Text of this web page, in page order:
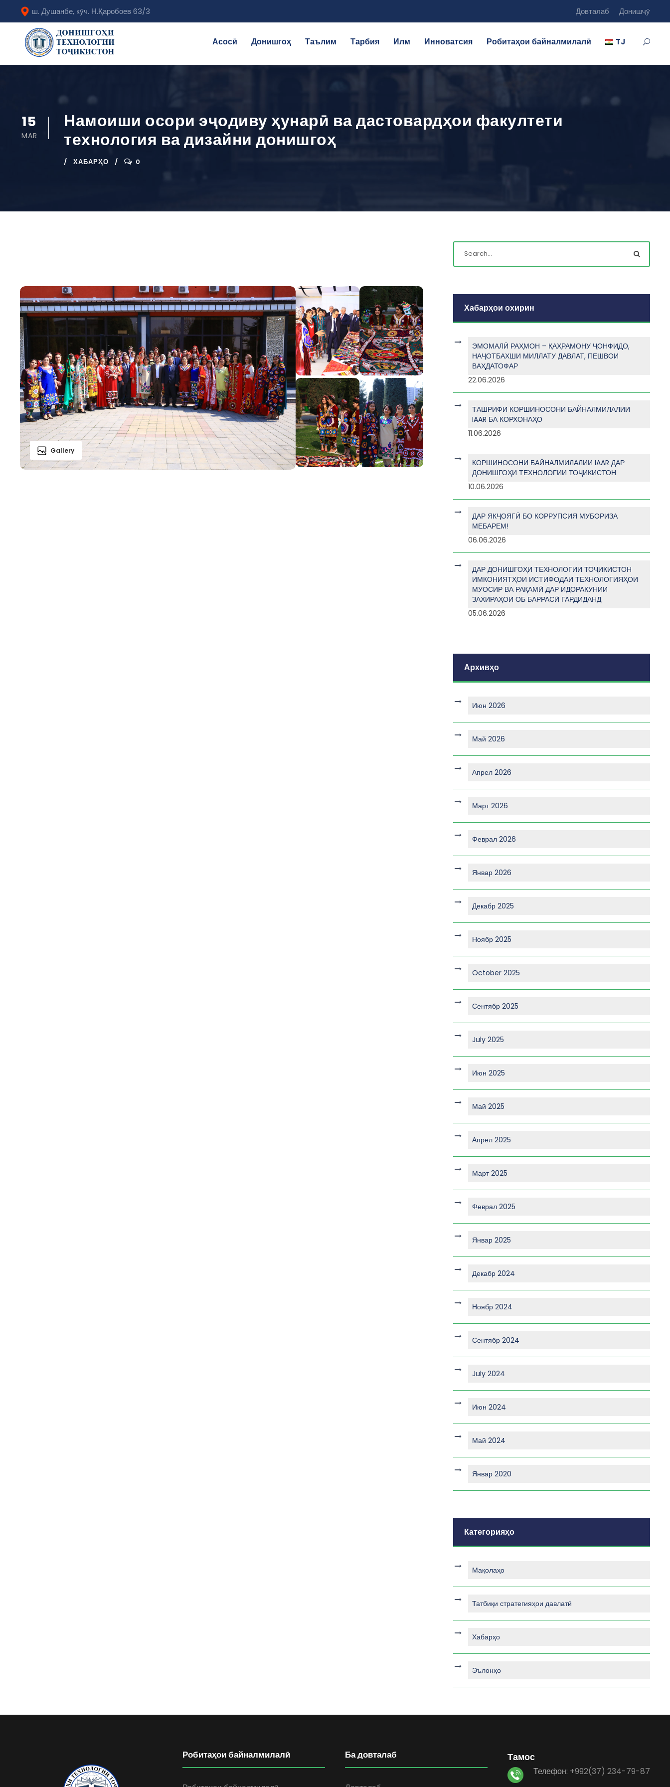
ш. Душанбе, кӯч. Н.Қаробоев 63/3 Довталаб Донишҷӯ
Асосӣ Донишгоҳ Таълим Тарбия Илм Инноватсия Робитаҳои байналмилалӣ TJ
15
MAR
Намоиши осори эҷодиву ҳунарӣ ва дастовардҳои факултети
технология ва дизайни донишгоҳ
ХАБАРҲО 0
Gallery
Хабарҳои охирин
ЭМОМАЛӢ РАҲМОН – ҚАҲРАМОНУ ҶОНФИДО,
НАҶОТБАХШИ МИЛЛАТУ ДАВЛАТ, ПЕШВОИ
ВАҲДАТОФАР
22.06.2026
ТАШРИФИ КОРШИНОСОНИ БАЙНАЛМИЛАЛИИ
IAAR БА КОРХОНАҲО
11.06.2026
КОРШИНОСОНИ БАЙНАЛМИЛАЛИИ IAAR ДАР
ДОНИШГОҲИ ТЕХНОЛОГИИ ТОҶИКИСТОН
10.06.2026
ДАР ЯКҶОЯГӢ БО КОРРУПСИЯ МУБОРИЗА
МЕБАРЕМ!
06.06.2026
ДАР ДОНИШГОҲИ ТЕХНОЛОГИИ ТОҶИКИСТОН
ИМКОНИЯТҲОИ ИСТИФОДАИ ТЕХНОЛОГИЯҲОИ
МУОСИР ВА РАҚАМӢ ДАР ИДОРАКУНИИ
ЗАХИРАҲОИ ОБ БАРРАСӢ ГАРДИДАНД
05.06.2026
Архивҳо
Июн 2026
Май 2026
Апрел 2026
Март 2026
Феврал 2026
Январ 2026
Декабр 2025
Ноябр 2025
October 2025
Сентябр 2025
July 2025
Июн 2025
Май 2025
Апрел 2025
Март 2025
Феврал 2025
Январ 2025
Декабр 2024
Ноябр 2024
Сентябр 2024
July 2024
Июн 2024
Май 2024
Январ 2020
Категорияҳо
Мақолаҳо
Татбиқи стратегияҳои давлатӣ
Хабарҳо
Эълонҳо
Робитаҳои байналмилалӣ Ба довталаб Тамос
Телефон: +992(37) 234-79-87